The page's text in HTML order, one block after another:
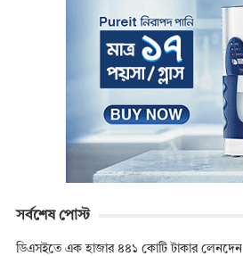
সর্বশেষ পোস্ট
ডিএসইতে এক হাজার ৪৪১ কোটি টাকার লেনদেন